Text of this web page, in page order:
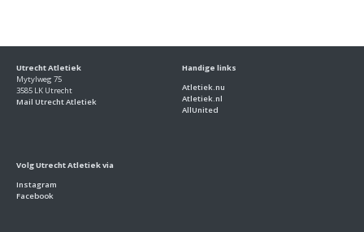
Utrecht Atletiek
Mytylweg 75
3585 LK Utrecht
Mail Utrecht Atletiek
Handige links
Atletiek.nu
Atletiek.nl
AllUnited
Volg Utrecht Atletiek via
Instagram
Facebook